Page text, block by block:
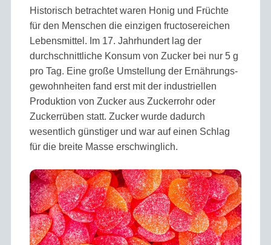
Historisch betrachtet waren Honig und Früchte
für den Menschen die einzigen fructose­reichen
Lebens­mittel. Im 17. Jahrhundert lag der
durchschnittliche Konsum von Zucker bei nur 5 g
pro Tag. Eine große Umstellung der Ernährungs­
gewohn­heiten fand erst mit der industriellen
Produktion von Zucker aus Zuckerrohr oder
Zucker­rüben statt. Zucker wurde dadurch
wesentlich günstiger und war auf einen Schlag
für die breite Masse erschwinglich.